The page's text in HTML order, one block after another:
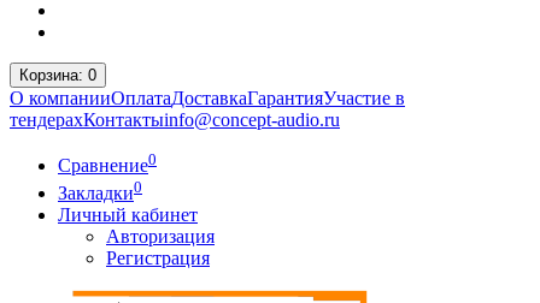
Корзина: 0
О компанииОплатаДоставкаГарантияУчастие в
тендерахКонтактыinfo@concept-audio.ru
Сравнение0
Закладки0
Личный кабинет
Авторизация
Регистрация